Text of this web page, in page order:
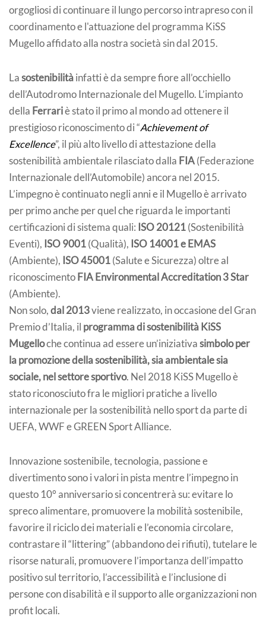
orgogliosi di continuare il lungo percorso intrapreso con il
coordinamento e l'attuazione del programma KiSS
Mugello affidato alla nostra società sin dal 2015.
La sostenibilità infatti è da sempre fiore all’occhiello
dell’Autodromo Internazionale del Mugello. L’impianto
della Ferrariè stato il primo al mondo ad ottenere il
prestigioso riconoscimento di “Achievement of
Excellence”, il più alto livello di attestazione della
sostenibilità ambientale rilasciato dalla FIA (Federazione
Internazionale dell’Automobile) ancora nel 2015.
L’impegno è continuato negli anni e il Mugello è arrivato
per primo anche per quel che riguarda le importanti
certificazioni di sistema quali: ISO 20121 (Sostenibilità
Eventi), ISO 9001 (Qualità), ISO 14001 e EMAS
(Ambiente), ISO 45001 (Salute e Sicurezza) oltre al
riconoscimento FIA Environmental Accreditation 3 Star
(Ambiente).
Non solo, dal 2013viene realizzato, in occasione del Gran
Premio d’Italia, il programma di sostenibilità KiSS
Mugelloche continua ad essere un’iniziativa simbolo per
la promozione della sostenibilità, sia ambientale sia
sociale, nel settore sportivo. Nel 2018 KiSS Mugello è
stato riconosciuto fra le migliori pratiche a livello
internazionale per la sostenibilità nello sport da parte di
UEFA, WWF e GREEN Sport Alliance.
Innovazione sostenibile, tecnologia, passione e
divertimento sono i valori in pista mentre l’impegno in
questo 10° anniversario si concentrerà su: evitare lo
spreco alimentare, promuovere la mobilità sostenibile,
favorire il riciclo dei materiali e l’economia circolare,
contrastare il “littering” (abbandono dei rifiuti), tutelare le
risorse naturali, promuovere l’importanza dell’impatto
positivo sul territorio, l’accessibilità e l’inclusione di
persone con disabilità e il supporto alle organizzazioni non
profit locali.